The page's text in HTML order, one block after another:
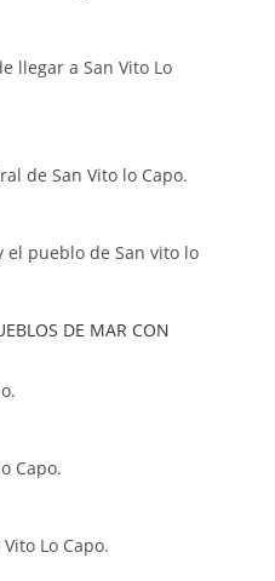
llegar a San Vito Lo
de San Vito lo Capo.
el pueblo de San vito lo
Capo.
Lo Capo.